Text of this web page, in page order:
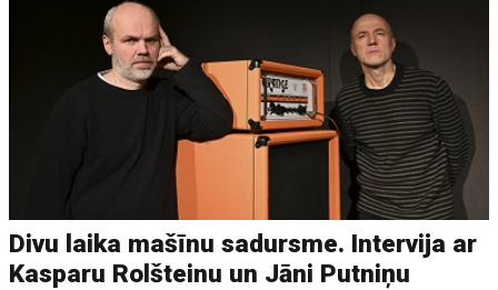
Divu laika mašīnu sadursme. Intervija ar
Kasparu Rolšteinu un Jāni Putniņu